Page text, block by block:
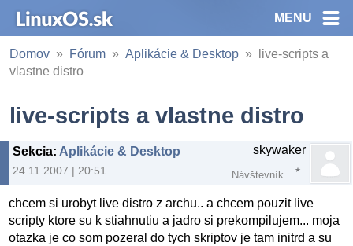
MENU
Domov Fórum Aplikácie & Desktop
live-scripts a
vlastne distro
live-scripts a vlastne distro
Sekcia: Aplikácie & Desktop
24.11.2007 | 20:51
skywaker
Návštevník
chcem si urobyt live distro z archu.. a chcem pouzit live
scripty ktore su k stiahnutiu a jadro si prekompilujem... moja
otazka je co som pozeral do tych skriptov je tam initrd a su